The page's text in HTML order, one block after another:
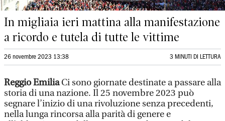
In migliaia ieri mattina alla manifestazione
a ricordo e tutela di tutte le vittime
26 novembre 2023 13:38 3 MINUTI DI LETTURA
Reggio EmiliaCi sono giornate destinate a passare alla
storia di una nazione. Il 25 novembre 2023 può
segnare l’inizio di una rivoluzione senza precedenti,
nella lunga rincorsa alla parità di genere e